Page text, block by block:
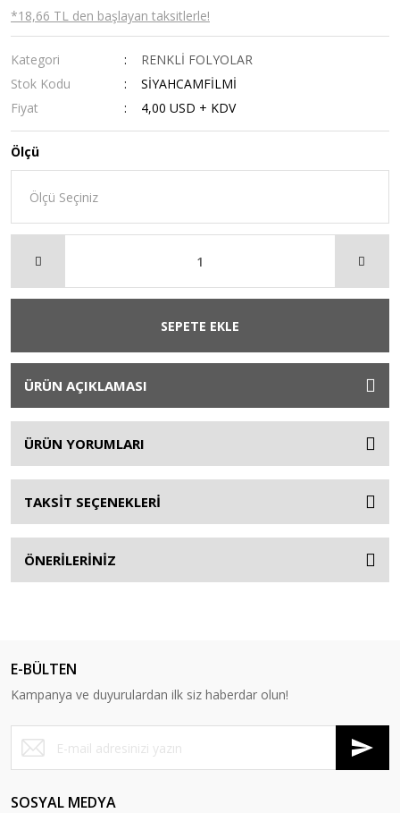
*18,66 TL den başlayan taksitlerle!
Kategori
RENKLİ FOLYOLAR
Stok Kodu
SİYAHCAMFİLMİ
Fiyat
4,00 USD + KDV
Ölçü
SEPETE EKLE
ÜRÜN AÇIKLAMASI
ÜRÜN YORUMLARI
TAKSİT SEÇENEKLERİ
ÖNERİLERİNİZ
E-BÜLTEN
Kampanya ve duyurulardan ilk siz haberdar olun!
SOSYAL MEDYA